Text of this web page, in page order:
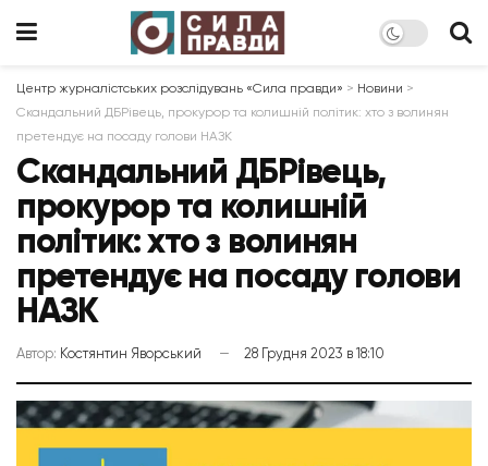
Центр журналістських розслідувань «Сила правди» > Новини >
Скандальний ДБРівець, прокурор та колишній політик: хто з волинян
претендує на посаду голови НАЗК
Скандальний ДБРівець,
прокурор та колишній
політик: хто з волинян
претендує на посаду голови
НАЗК
Автор: Костянтин Яворський 28 Грудня 2023 в 18:10